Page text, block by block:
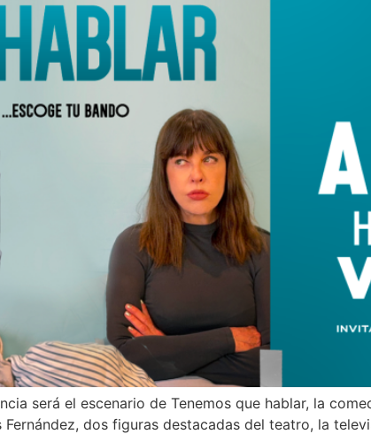
será el escenario de Tenemos que hablar, la
dos figuras destacadas del teatro, la